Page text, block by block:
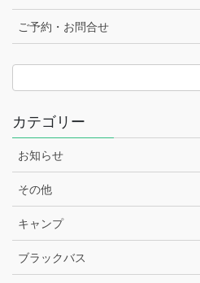
ご予約・お問合せ
カテゴリー
お知らせ
その他
キャンプ
ブラックバス